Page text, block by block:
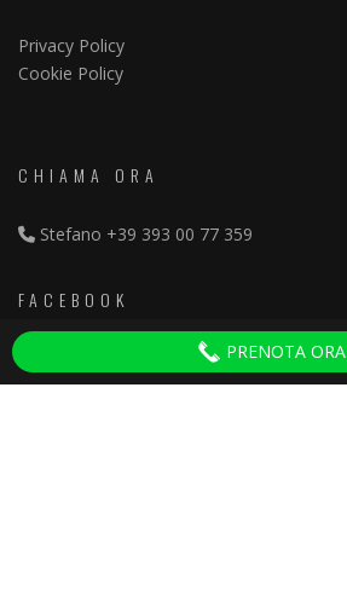
Privacy Policy
Cookie Policy
CHIAMA ORA
Stefano +39 393 00 77 359
FACEBOOK
Discoteche Pisa
PRENOTA ORA